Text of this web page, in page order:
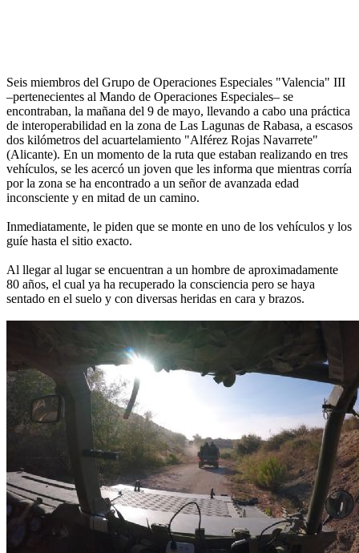
Seis miembros del Grupo de Operaciones Especiales "Valencia" III
–pertenecientes al Mando de Operaciones Especiales– se
encontraban, la mañana del 9 de mayo, llevando a cabo una práctica
de interoperabilidad en la zona de Las Lagunas de Rabasa, a escasos
dos kilómetros del acuartelamiento "Alférez Rojas Navarrete"
(Alicante). En un momento de la ruta que estaban realizando en tres
vehículos, se les acercó un joven que les informa que mientras corría
por la zona se ha encontrado a un señor de avanzada edad
inconsciente y en mitad de un camino.
Inmediatamente, le piden que se monte en uno de los vehículos y los
guíe hasta el sitio exacto.
Al llegar al lugar se encuentran a un hombre de aproximadamente
80 años, el cual ya ha recuperado la consciencia pero se haya
sentado en el suelo y con diversas heridas en cara y brazos.